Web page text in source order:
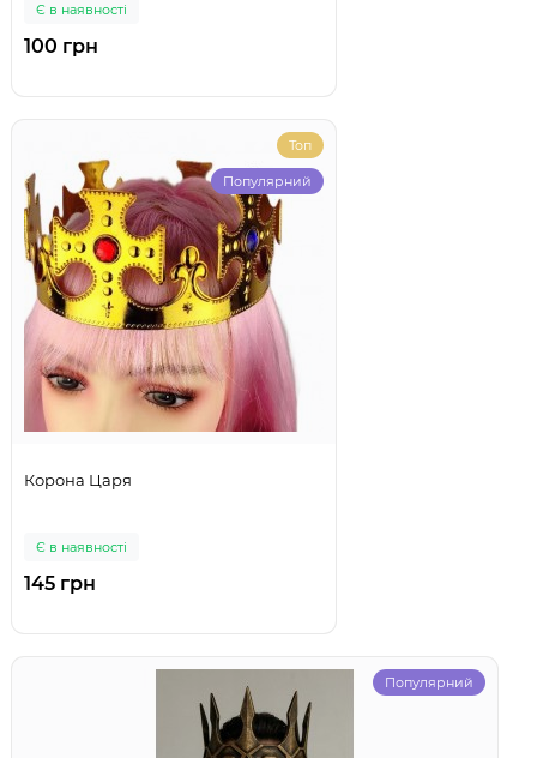
Є в наявності
100 грн
Топ
Популярний
Корона Царя
Є в наявності
145 грн
Популярний